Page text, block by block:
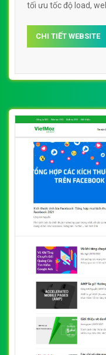
tối ưu tốc độ load,
vietmozeduvn
CHI TIẾT WEBSITE